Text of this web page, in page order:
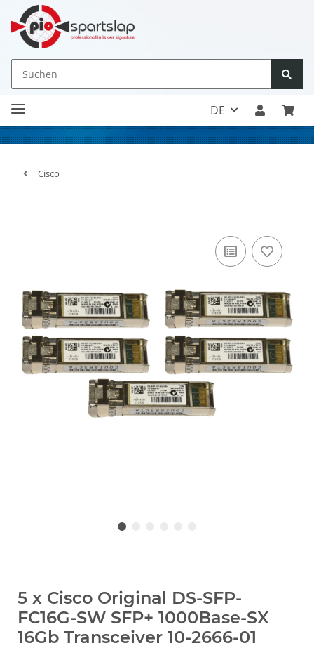
DE
Cisco
5 x Cisco Original DS-SFP-
FC16G-SW SFP+ 1000Base-SX
16Gb Transceiver 10-2666-01